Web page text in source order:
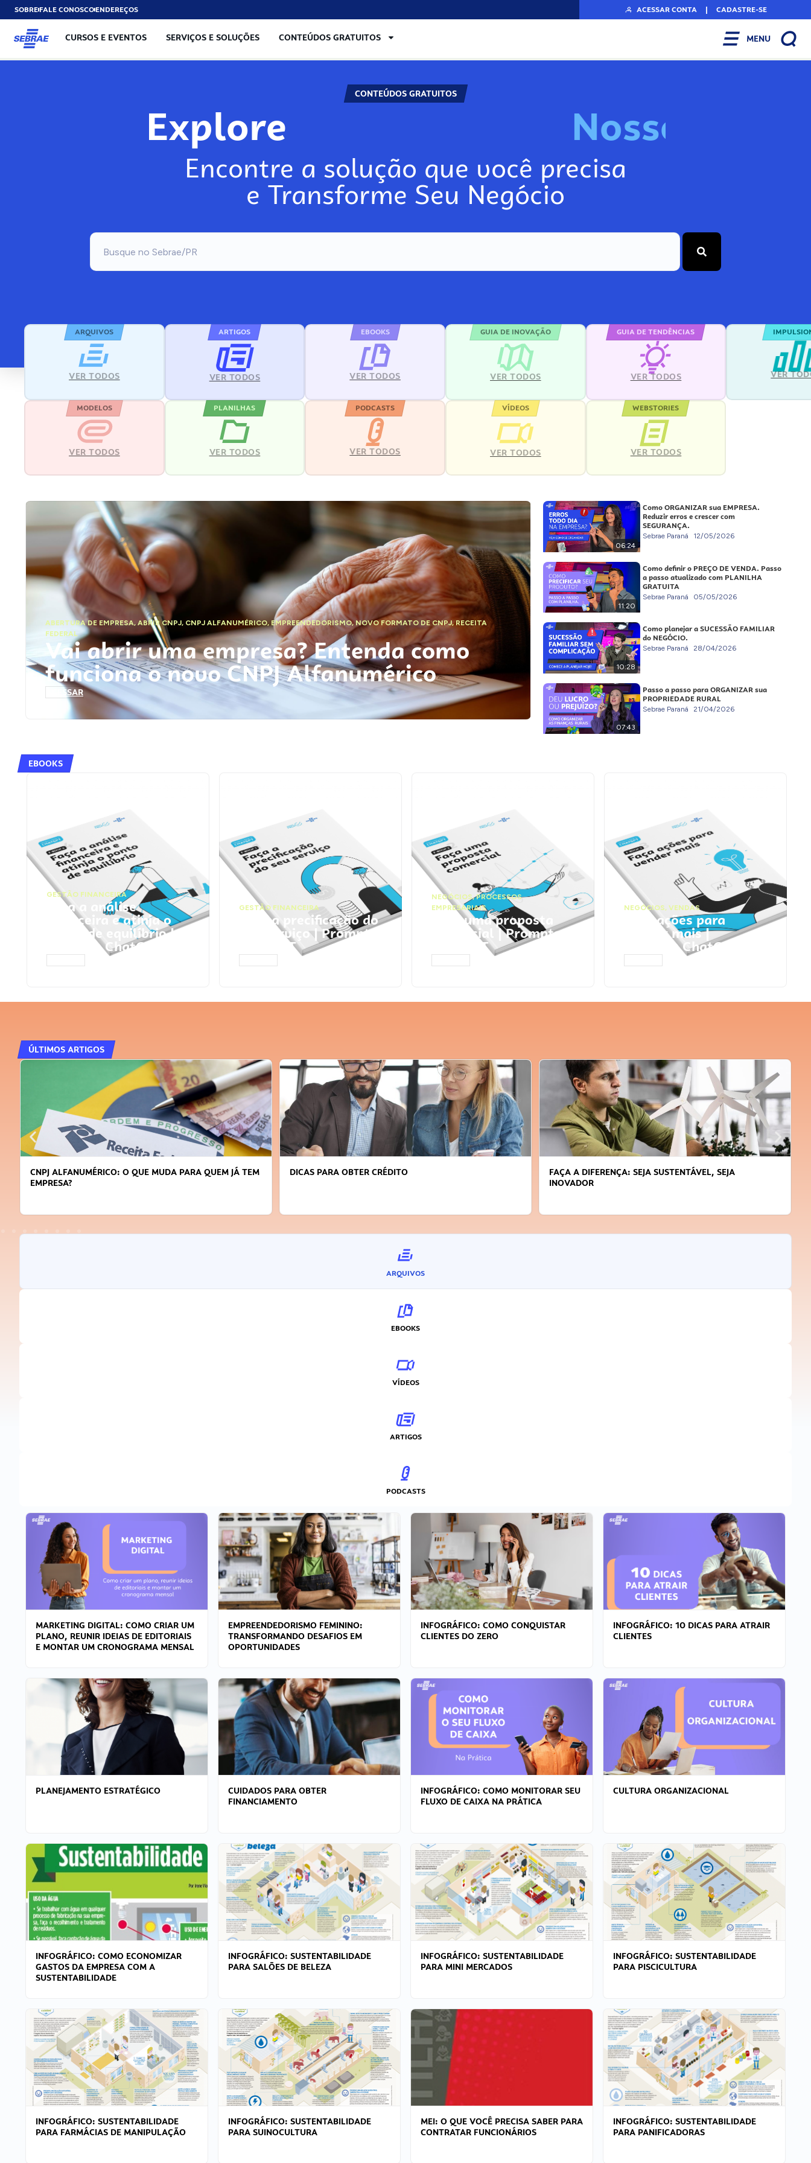
SOBREFALE CONOSCOENDEREÇOS ACESSAR CONTA | CADASTRE-SE
CURSOS E EVENTOS SERVIÇOS E SOLUÇÕES CONTEÚDOS GRATUITOS MENU
CONTEÚDOS GRATUITOS
Explore Nosso
Encontre a solução que você precisa
e Transforme Seu Negócio
ARQUIVOS
VER TODOS
ARTIGOS
VER TODOS
EBOOKS
VER TODOS
GUIA DE INOVAÇÃO
VER TODOS
GUIA DE TENDÊNCIAS
VER TODOS VER
MODELOS
VER TODOS
PLANILHAS
VER TODOS
PODCASTS
VER TODOS
VÍDEOS
VER TODOS
WEBSTORIES
VER TODOS
ABERTURA DE EMPRESA,ABRIR CNPJ, CNPJ ALFANUMÉRICO, EMPREENDEDORISMO,NOVO FORMATO DE CNPJ,RECEITA
FEDERAL
Vai abrir uma empresa? Entenda como
funciona o novo CNPJ Alfanumérico
ACESSAR
06:24
Como ORGANIZAR sua EMPRESA.
Reduzir erros e crescer com
SEGURANÇA.
Sebrae Paraná 12/05/2026
11:20
Como definir o PREÇO DE VENDA. Passo
a passo atualizado com PLANILHA
GRATUITA
Sebrae Paraná 05/05/2026
10:28
Como planejar a SUCESSÃO FAMILIAR
do NEGÓCIO.
Sebrae Paraná 28/04/2026
07:43
Passo a passo para ORGANIZAR sua
PROPRIEDADE RURAL
Sebrae Paraná 21/04/2026
EBOOKS
GESTÃO FINANCEIRA
Faça a análise
financeira e atinja o
ponto de equilíbrio |
Prompts ChatGPT
GESTÃO FINANCEIRA
Faça a precificação do
seu serviço | Prompts
ChatGPT
NEGÓCIOS,PROCESSOS
EMPRESARIAIS
Faça uma proposta
comercial | Prompts
ChatGPT
NEGÓCIOS, VENDAS
Faça ações para
vender mais |
Prompts ChatGPT
ÚLTIMOS ARTIGOS
CNPJ ALFANUMÉRICO: O QUE MUDA PARA QUEM JÁ TEM
EMPRESA?
DICAS PARA OBTER CRÉDITO
FAÇA A DIFERENÇA: SEJA SUSTENTÁVEL, SEJA
INOVADOR
ARQUIVOS
EBOOKS
VÍDEOS
ARTIGOS
PODCASTS
MARKETING DIGITAL: COMO CRIAR UM
PLANO, REUNIR IDEIAS DE EDITORIAIS
E MONTAR UM CRONOGRAMA MENSAL
EMPREENDEDORISMO FEMININO:
TRANSFORMANDO DESAFIOS EM
OPORTUNIDADES
INFOGRÁFICO: COMO CONQUISTAR
CLIENTES DO ZERO
INFOGRÁFICO: 10 DICAS PARA ATRAIR
CLIENTES
PLANEJAMENTO ESTRATÉGICO
CUIDADOS PARA OBTER
FINANCIAMENTO
INFOGRÁFICO: COMO MONITORAR SEU
FLUXO DE CAIXA NA PRÁTICA
CULTURA ORGANIZACIONAL
INFOGRÁFICO: COMO ECONOMIZAR
GASTOS DA EMPRESA COM A
SUSTENTABILIDADE
INFOGRÁFICO: SUSTENTABILIDADE
PARA SALÕES DE BELEZA
INFOGRÁFICO: SUSTENTABILIDADE
PARA MINI MERCADOS
INFOGRÁFICO: SUSTENTABILIDADE
PARA PISCICULTURA
INFOGRÁFICO: SUSTENTABILIDADE
PARA FARMÁCIAS DE MANIPULAÇÃO
INFOGRÁFICO: SUSTENTABILIDADE
PARA SUINOCULTURA
MEI: O QUE VOCÊ PRECISA SABER PARA
CONTRATAR FUNCIONÁRIOS
INFOGRÁFICO: SUSTENTABILIDADE
PARA PANIFICADORAS